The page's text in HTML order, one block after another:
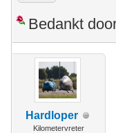
Bedankt
Hardloper
Kilometervreter